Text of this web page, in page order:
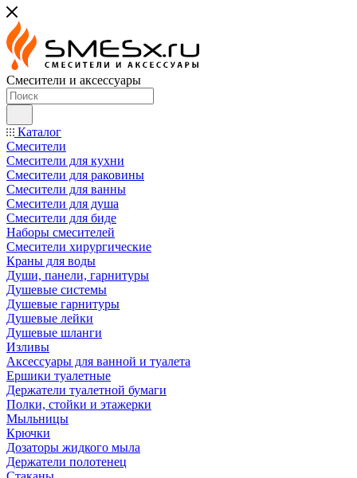
Смесители и аксессуары
Каталог
Смесители
Смесители для кухни
Смесители для раковины
Смесители для ванны
Смесители для душа
Смесители для биде
Наборы смесителей
Смесители хирургические
Краны для воды
Души, панели, гарнитуры
Душевые системы
Душевые гарнитуры
Душевые лейки
Душевые шланги
Изливы
Аксессуары для ванной и туалета
Ершики туалетные
Держатели туалетной бумаги
Полки, стойки и этажерки
Мыльницы
Крючки
Дозаторы жидкого мыла
Держатели полотенец